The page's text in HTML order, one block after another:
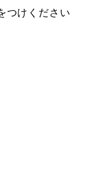
つけください